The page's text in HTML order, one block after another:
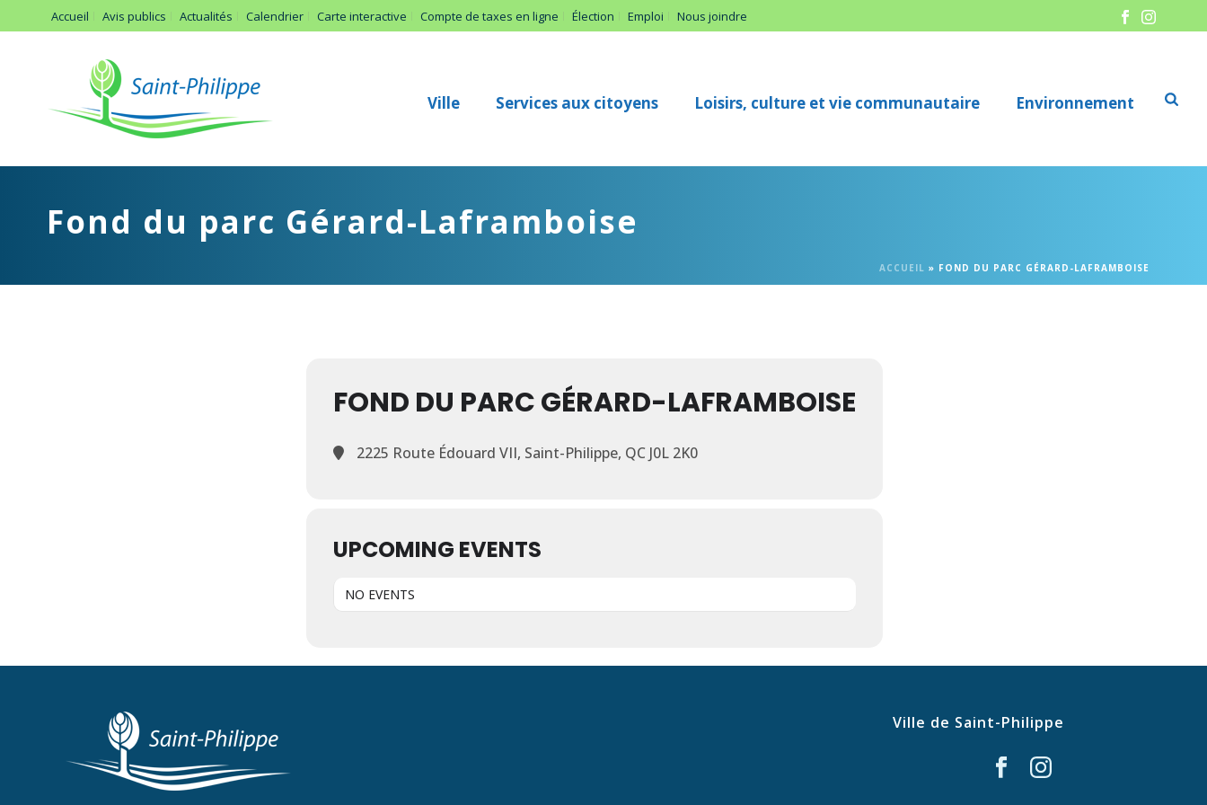
Accueil Avis publics Actualités Calendrier Carte interactive Compte de taxes en ligne Élection Emploi Nous joindre
Ville Services aux citoyens Loisirs, culture et vie communautaire Environnement
Fond du parc Gérard-Laframboise
ACCUEIL » FOND DU PARC GÉRARD-LAFRAMBOISE
FOND DU PARC GÉRARD-LAFRAMBOISE
2225 Route Édouard VII, Saint-Philippe, QC J0L 2K0
UPCOMING EVENTS
NO EVENTS
Ville de Saint-Philippe